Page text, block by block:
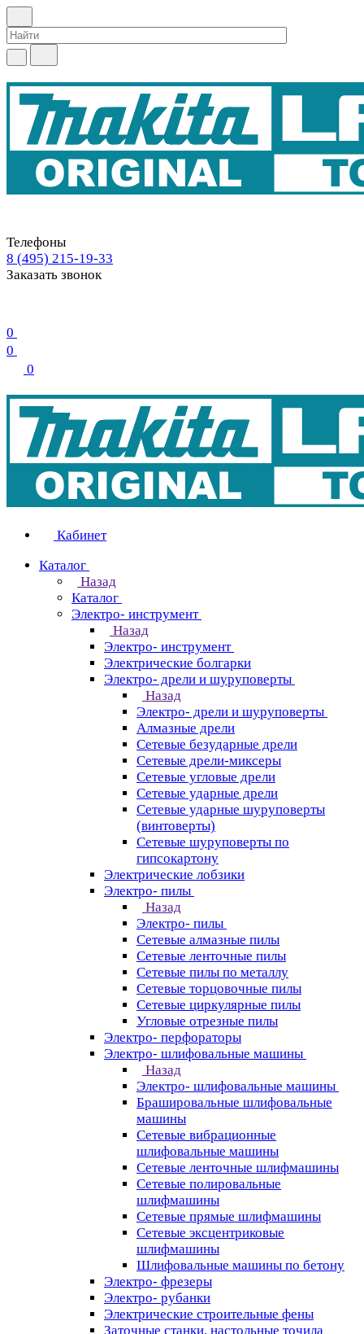
Телефоны
8 (495) 215-19-33
Заказать звонок
0
0
0
Кабинет
Каталог
Назад
Каталог
Электро- инструмент
Назад
Электро- инструмент
Электрические болгарки
Электро- дрели и шуруповерты
Назад
Электро- дрели и шуруповерты
Алмазные дрели
Сетевые безударные дрели
Сетевые дрели-миксеры
Сетевые угловые дрели
Сетевые ударные дрели
Сетевые ударные шуруповерты
(винтоверты)
Сетевые шуруповерты по
гипсокартону
Электрические лобзики
Электро- пилы
Назад
Электро- пилы
Сетевые алмазные пилы
Сетевые ленточные пилы
Сетевые пилы по металлу
Сетевые торцовочные пилы
Сетевые циркулярные пилы
Угловые отрезные пилы
Электро- перфораторы
Электро- шлифовальные машины
Назад
Электро- шлифовальные машины
Брашировальные шлифовальные
машины
Сетевые вибрационные
шлифовальные машины
Сетевые ленточные шлифмашины
Сетевые полировальные
шлифмашины
Сетевые прямые шлифмашины
Сетевые эксцентриковые
шлифмашины
Шлифовальные машины по бетону
Электро- фрезеры
Электро- рубанки
Электрические строительные фены
Заточные станки, настольные точила